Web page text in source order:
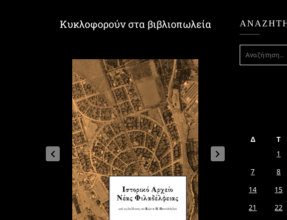
Κυκλοφορούν στα βιβλιοπωλεία
ΑΝΑΖΉΤΗΣΗ
Δ Τ
1
7
8
14
15
21
22